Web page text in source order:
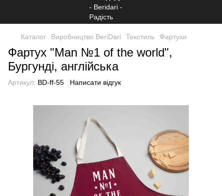
Каталог Виробництво BeriDari Текстиль Фартухи
Фартух "Man №1 of the world",
Бургунді, англійська
Артикул: BD-ff-55 Написати відгук